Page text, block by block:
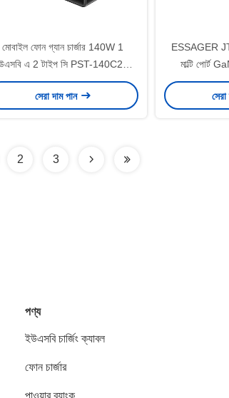
মোবাইল ফোন গ্যান চার্জার 140W 1
এ 2 টাইপ সি PST-140C2A-
LB-GAN সিরিজের 3 পোর্ট সহ
সেরা দাম পান
ESSAGER
মাল্টি পোর্ট
2 3
পণ্য
ইউএসবি চার্জিং ক্যাবল
ফোন চার্জার
পাওয়ার ব্যাংক